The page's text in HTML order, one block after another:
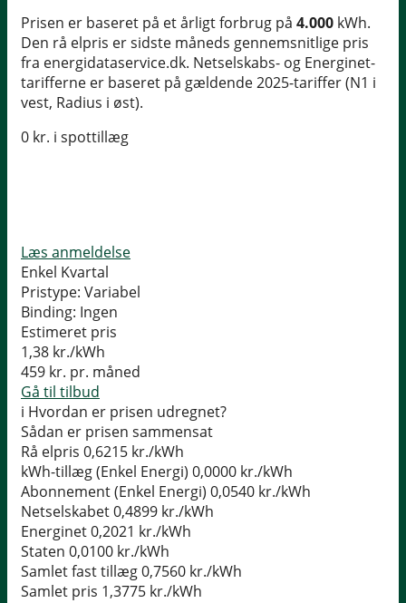
Prisen er baseret på et årligt forbrug på 4.000 kWh.
Den rå elpris er sidste måneds gennemsnitlige pris
fra energidataservice.dk. Netselskabs- og Energinet-
tarifferne er baseret på gældende 2025-tariffer (N1 i
vest, Radius i øst).
0 kr. i spottillæg
Læs anmeldelse
Enkel Kvartal
Pristype: Variabel
Binding: Ingen
Estimeret pris
1,38 kr./kWh
459 kr. pr. måned
Gå til tilbud
i Hvordan er prisen udregnet?
Sådan er prisen sammensat
Rå elpris 0,6215 kr./kWh
kWh-tillæg (Enkel Energi) 0,0000 kr./kWh
Abonnement (Enkel Energi) 0,0540 kr./kWh
Netselskabet0,4899 kr./kWh
Energinet0,2021 kr./kWh
Staten 0,0100 kr./kWh
Samlet fast tillæg0,7560 kr./kWh
Samlet pris 1,3775 kr./kWh